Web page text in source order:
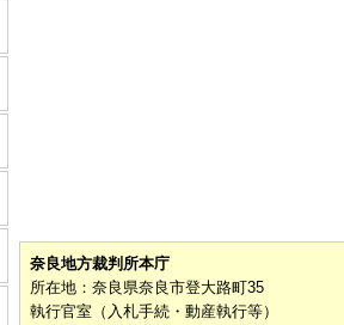
奈良地方裁判所本庁
所在地：奈良県奈良市登大路町35
執行官室（入札手続・動産執行等）